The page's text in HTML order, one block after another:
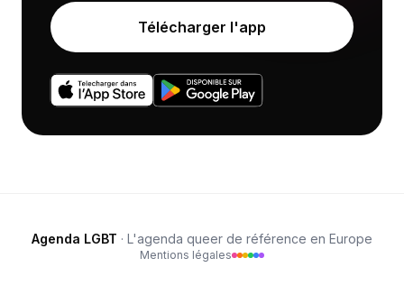
Télécharger l'app
Agenda LGBT · L'agenda queer de référence en Europe
Mentions légales